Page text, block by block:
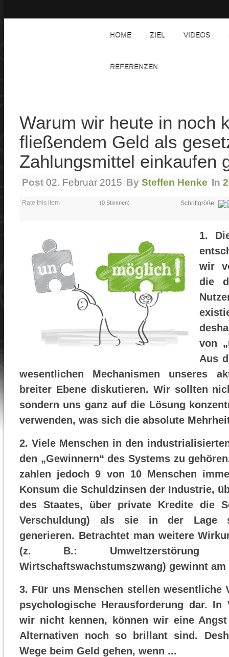
HOME ZIEL VIDEOS
REFERENZEN
Warum wir heute in noch
fließendem Geld als
Zahlungsmittel einkaufen
Post 02. Februar 2015 By Steffen Henke In
Rate this item (0 Stimmen) Schriftgröße
1.
wir
die
von
Aus
wesentlichen Mechanismen unseres
breiter Ebene diskutieren. Wir sollten
sondern uns ganz auf die Lösung
verwenden, was sich die absolute
2. Viele Menschen in den
den „Gewinnern“ des Systems zu
zahlen jedoch 9 von 10 Menschen
Konsum die Schuldzinsen der Industrie,
des Staates, über private Kredite die
Verschuldung) als sie in der Lage
generieren. Betrachtet man weitere
(z. B.: Umweltzerstörung
Wirtschaftswachstumszwang) gewinnt am
3. Für uns Menschen stellen wesentliche
psychologische Herausforderung dar.
wir nicht kennen, können wir eine
Alternativen noch so brillant sind.
Wege beim Geld gehen, wenn ...